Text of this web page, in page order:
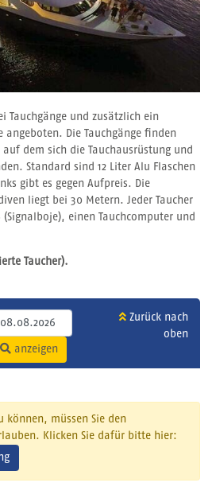
Tauchgänge und zusätzlich ein
angeboten. Die Tauchgänge finden
dem sich die Tauchausrüstung und
Standard sind 12 Liter Alu Flaschen
gibt es gegen Aufpreis. Die
liegt bei 30 Metern. Jeder Taucher
(Signalboje), einen Tauchcomputer und
Taucher).
anzeigen
Zurück nach
oben
können, müssen Sie den
Klicken Sie dafür bitte hier: